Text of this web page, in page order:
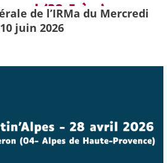
de l’IRMa du Mercredi
10 juin 2026